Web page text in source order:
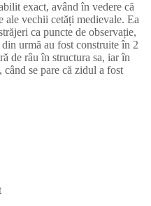
exact, având în vedere că
ale vechii cetăți medievale. Ea
ca puncte de observație,
urmă au fost construite în 2
de râu în structura sa, iar în
când se pare că zidul a fost